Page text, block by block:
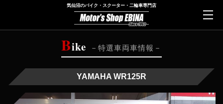
気仙沼のバイク・スクーター・二輪車専門店
Bike 特選車両車情報
YAMAHA WR125R